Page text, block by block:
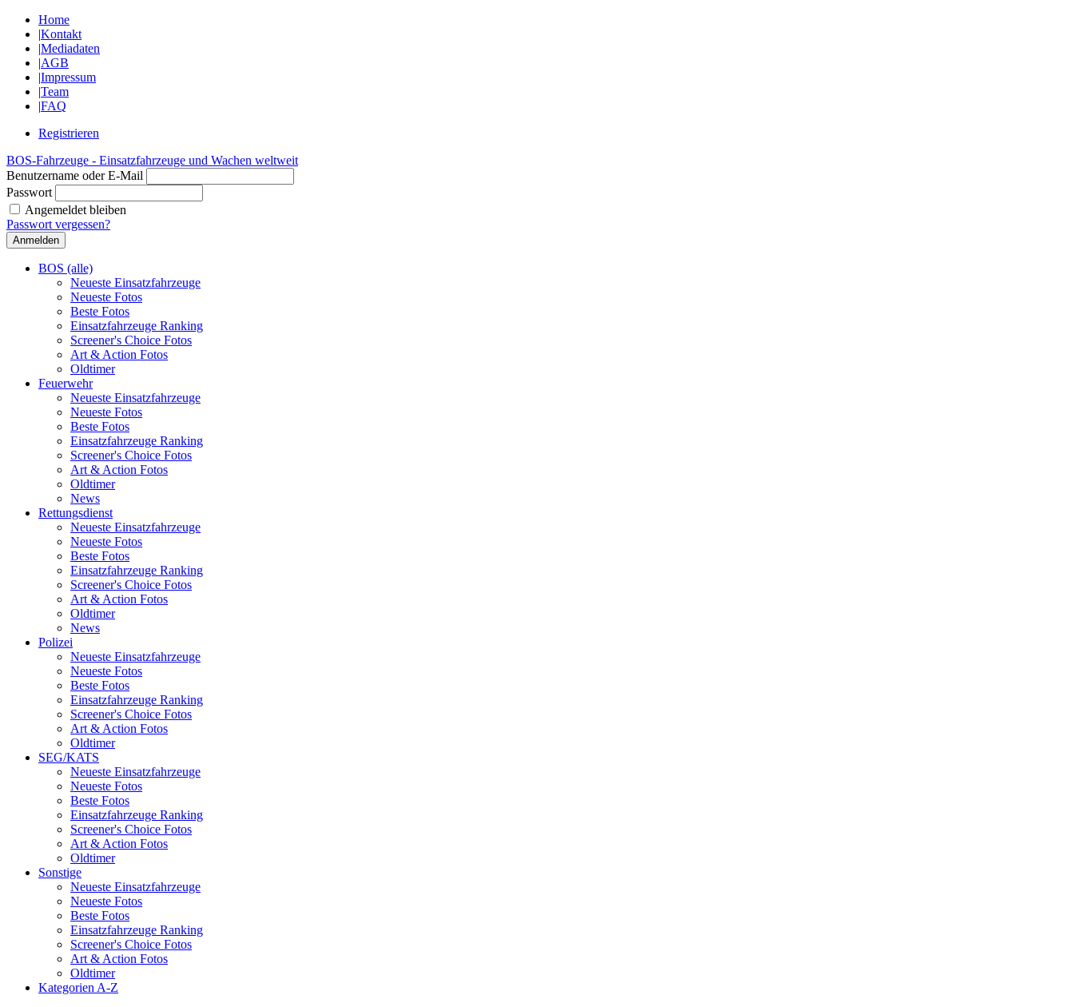
Home
|Kontakt
|Mediadaten
|AGB
|Impressum
|Team
|FAQ
Registrieren
BOS-Fahrzeuge - Einsatzfahrzeuge und Wachen weltweit
Benutzername oder E-Mail
Passwort
Angemeldet bleiben
Passwort vergessen?
BOS (alle)
Neueste Einsatzfahrzeuge
Neueste Fotos
Beste Fotos
Einsatzfahrzeuge Ranking
Screener's Choice Fotos
Art & Action Fotos
Oldtimer
Feuerwehr
Neueste Einsatzfahrzeuge
Neueste Fotos
Beste Fotos
Einsatzfahrzeuge Ranking
Screener's Choice Fotos
Art & Action Fotos
Oldtimer
News
Rettungsdienst
Neueste Einsatzfahrzeuge
Neueste Fotos
Beste Fotos
Einsatzfahrzeuge Ranking
Screener's Choice Fotos
Art & Action Fotos
Oldtimer
News
Polizei
Neueste Einsatzfahrzeuge
Neueste Fotos
Beste Fotos
Einsatzfahrzeuge Ranking
Screener's Choice Fotos
Art & Action Fotos
Oldtimer
SEG/KATS
Neueste Einsatzfahrzeuge
Neueste Fotos
Beste Fotos
Einsatzfahrzeuge Ranking
Screener's Choice Fotos
Art & Action Fotos
Oldtimer
Sonstige
Neueste Einsatzfahrzeuge
Neueste Fotos
Beste Fotos
Einsatzfahrzeuge Ranking
Screener's Choice Fotos
Art & Action Fotos
Oldtimer
Kategorien A-Z